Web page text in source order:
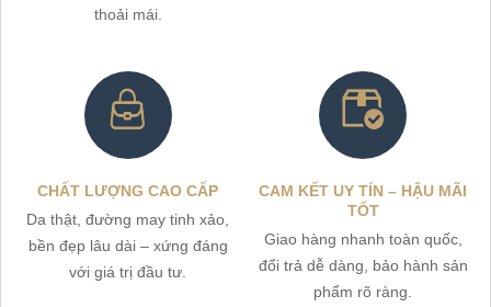
thoải mái.
CHẤT LƯỢNG CAO CẤP
Da thật, đường may tinh xảo,
bền đẹp lâu dài – xứng đáng
với giá trị đầu tư.
CAM KẾT UY TÍN – HẬU MÃI
TỐT
Giao hàng nhanh toàn quốc,
đổi trả dễ dàng, bảo hành sản
phẩm rõ ràng.